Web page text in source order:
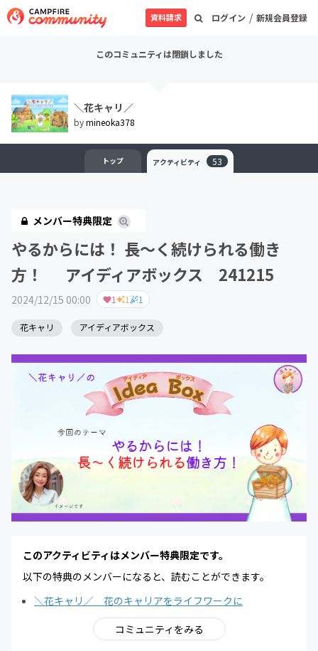
ログイン / 新規会員登録
資料請求
このコミュニティは閉鎖しました
＼花キャリ／
bymineoka378
トップ アクティビティ 53
メンバー特典限定
やるからには！ 長〜く続けられる働き
方！ アイディアボックス 241215
2024/12/15 00:00 1 1 1
花キャリ アイディアボックス
このアクティビティはメンバー特典限定です。
以下の特典のメンバーになると、読むことができます。
＼花キャリ／ 花のキャリアをライフワークに
コミュニティをみる